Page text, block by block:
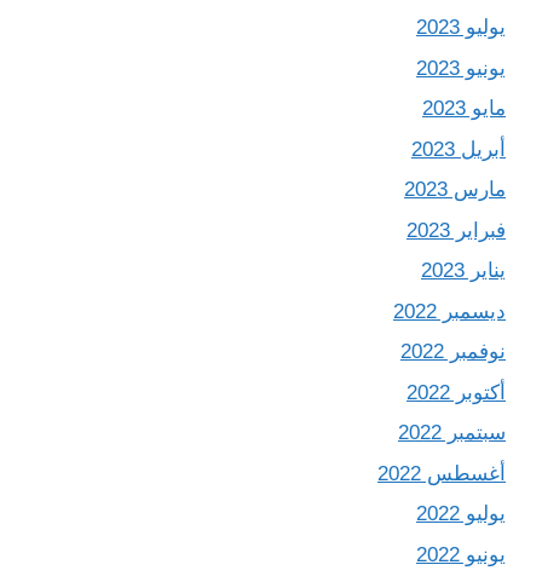
يوليو 2023
يونيو 2023
مايو 2023
أبريل 2023
مارس 2023
فبراير 2023
يناير 2023
ديسمبر 2022
نوفمبر 2022
أكتوبر 2022
سبتمبر 2022
أغسطس 2022
يوليو 2022
يونيو 2022